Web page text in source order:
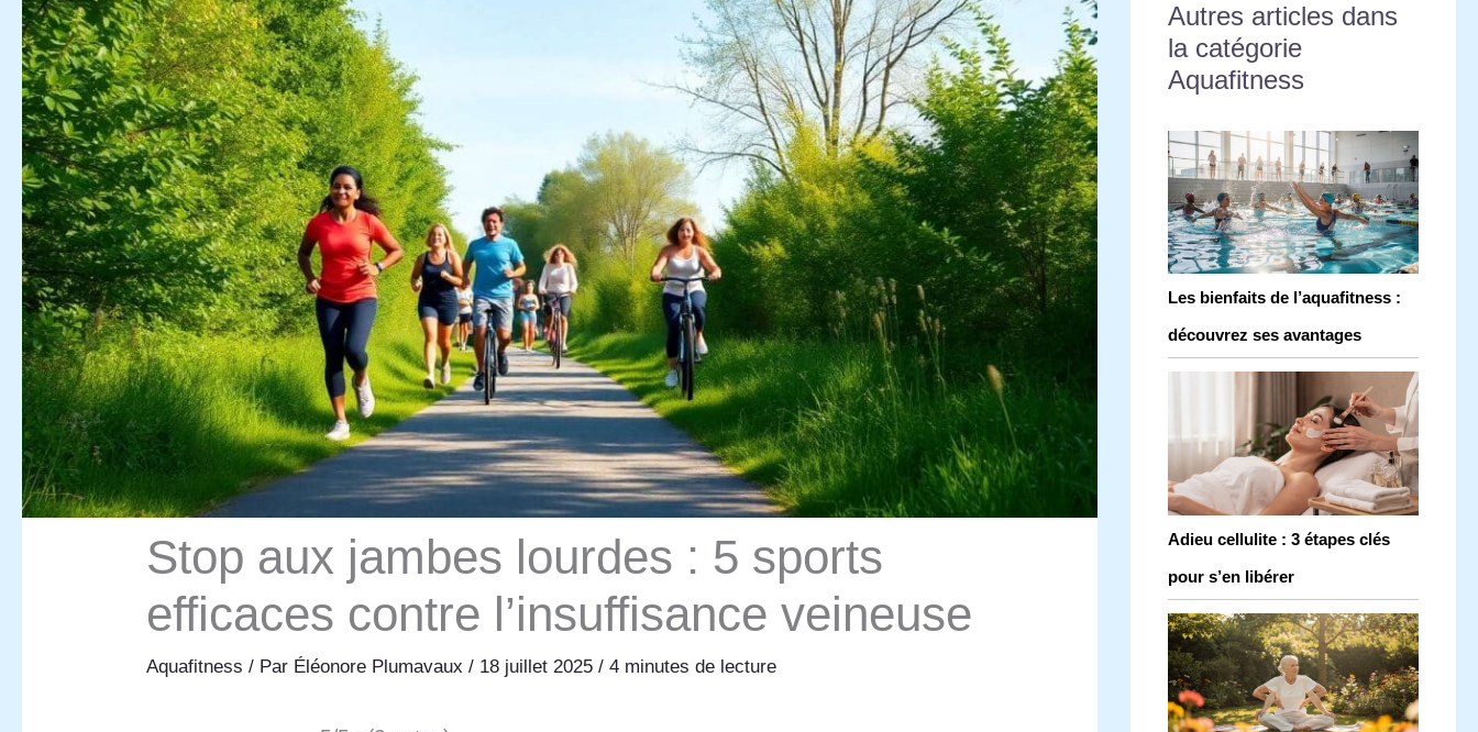
Stop aux jambes lourdes : 5 sports
efficaces contre l’insuffisance veineuse
Aquafitness / Par Éléonore Plumavaux/ 18 juillet 2025/4 minutes de lecture
Autres articles dans
la catégorie
Aquafitness
Les bienfaits de l’aquafitness :
découvrez ses avantages
Adieu cellulite : 3 étapes clés
pour s’en libérer